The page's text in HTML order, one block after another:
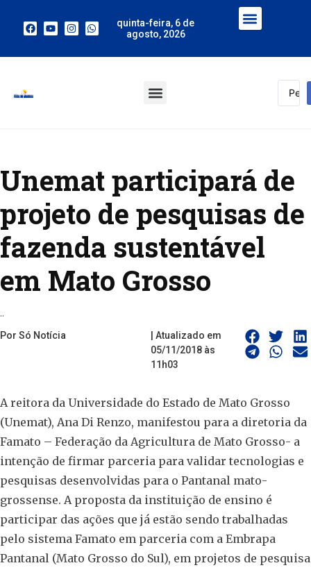
quinta-feira, 6 de
agosto, 2026
Unemat participará de
projeto de pesquisas de
fazenda sustentável
em Mato Grosso
..
Por Só Notícia
| Atualizado em
05/11/2018 às
11h03
A reitora da Universidade do Estado de Mato Grosso
(Unemat), Ana Di Renzo, manifestou para a diretoria da
Famato – Federação da Agricultura de Mato Grosso- a
intenção de firmar parceria para validar tecnologias e
pesquisas desenvolvidas para o Pantanal mato-
grossense. A proposta da instituição de ensino é
participar das ações que já estão sendo trabalhadas
pelo sistema Famato em parceria com a Embrapa
Pantanal (Mato Grosso do Sul), em projetos de pesquisa